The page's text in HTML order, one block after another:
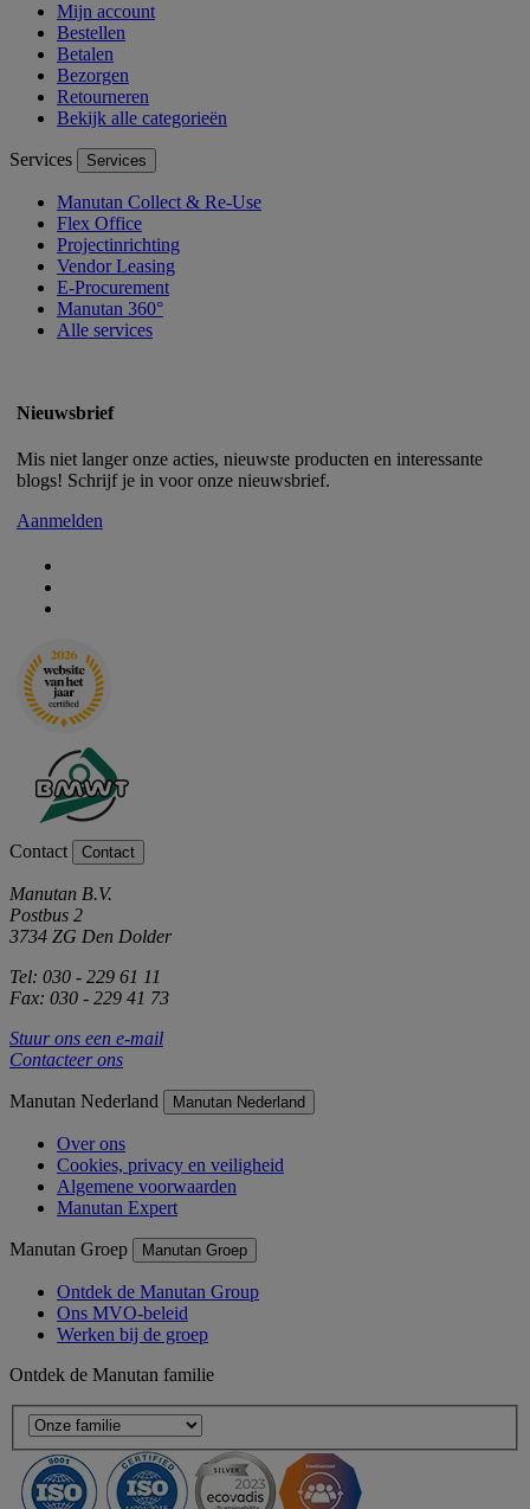
Mijn account
Bestellen
Betalen
Bezorgen
Retourneren
Bekijk alle categorieën
Services Services
Manutan Collect & Re-Use
Flex Office
Projectinrichting
Vendor Leasing
E-Procurement
Manutan 360°
Alle services
Nieuwsbrief
Mis niet langer onze acties, nieuwste producten en interessante
blogs! Schrijf je in voor onze nieuwsbrief.
Aanmelden
Contact Contact
Manutan B.V.
Postbus 2
3734 ZG Den Dolder
Tel: 030 - 229 61 11
Fax: 030 - 229 41 73
Stuur ons een e-mail
Contacteer ons
Manutan Nederland Manutan Nederland
Over ons
Cookies, privacy en veiligheid
Algemene voorwaarden
Manutan Expert
Manutan Groep Manutan Groep
Ontdek de Manutan Group
Ons MVO-beleid
Werken bij de groep
Ontdek de Manutan familie